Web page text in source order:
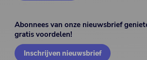
Abonnees van onze nieuwsbrief
gratis voordelen!
Inschrijven nieuwsbrief